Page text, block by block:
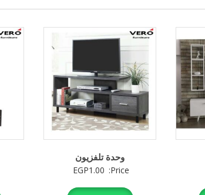
وحدة تلفزيون
Price:
EGP1.00